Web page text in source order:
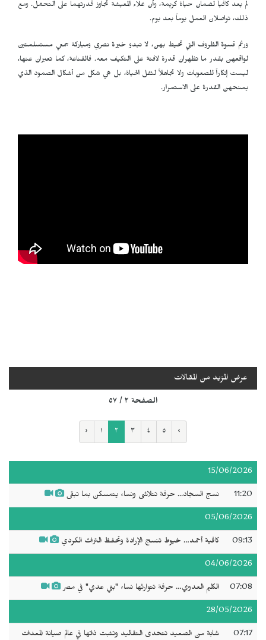
لم يعد كافياً لضمان حياة كريمة، وأن غلاء المعيشة تجاوز قدرتهما على التحمّل. ومع
ذلك، تواصلان العمل يوماً بعد يوم.
ورغم قسوة الظروف التي تحيط بهن، لا تبدو خيرة نصري ومباركة جمعي مستسلمتين
لواقعهن بقدر ما تظهران قدرة لافتة على التكيف معه. فالقناعة، كما تعبران عنها،
ليست إنكاراً للصعوبات ولا تجاهلاً لثقل الحياة، بل هي شكل من أشكال الصمود الذي
يمنحهن القدرة على الاستمرار.
عرض المزيد من المقالات
الصفحة ٢ / ٥٧
‹ ١ ٢ ٣ ٤ ٥ ›
15/06/2026
11:20 نسج السجاد... حرفة تتلاشى ونساء يتمسكن بما تبقى
05/06/2026
09:13 كافية أحمد… خيوط تنسج الإرادة وتحفظ التراث الكردي
04/06/2026
07:08 الكليم العدوي… حرفة تتوارثها نساء "بني عدي" في مصر
28/05/2026
07:17
شابة من الصعيد تتحدى التقاليد وتثبت ذاتها في عالم صيانة المعدات